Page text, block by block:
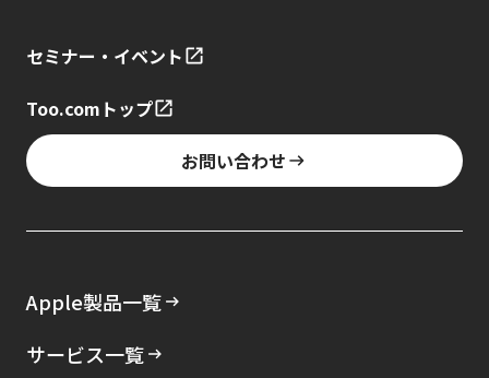
セミナー・イベント
Too.comトップ
お問い合わせ
Apple製品一覧
サービス一覧